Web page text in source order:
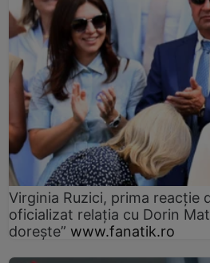
Virginia Ruzici, prima reacție
oficializat relația cu Dorin
dorește” www.fanatik.ro